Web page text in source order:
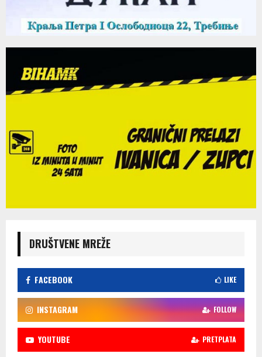
DRUŠTVENE MREŽE
FACEBOOK LIKE
INSTAGRAM FOLLOW
YOUTUBE PRETPLATA